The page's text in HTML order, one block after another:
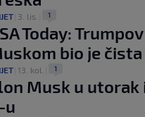
3. lis. 1
Today:
bio je
13. kol. 1
Musk u
u